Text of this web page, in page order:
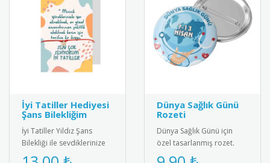
İyi Tatiller Hediyesi
Şans Bilekliğim
İyi Tatiller Yıldız Şans
Bilekliği ile sevdiklerinize
özel bir hediye verin! Tatil
Dünya Sağlık Günü
Rozeti
Dünya Sağlık Günü için
özel tasarlanmış rozet.
Sağlıklı yaşam bilincini